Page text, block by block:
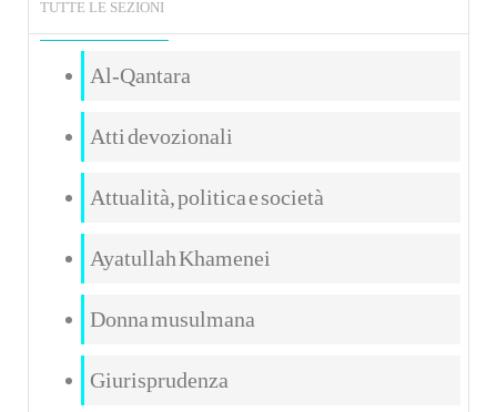
TUTTE LE SEZIONI
Al-Qantara
Atti devozionali
Attualità, politica e società
Ayatullah Khamenei
Donna musulmana
Giurisprudenza